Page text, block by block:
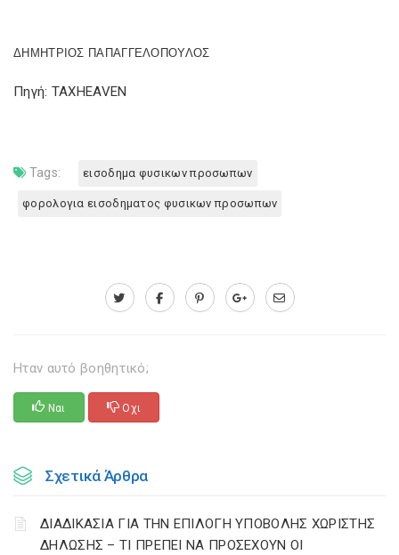
ΔΗΜΗΤΡΙΟΣ ΠΑΠΑΓΓΕΛΟΠΟΥΛΟΣ
Πηγή: TAXHEAVEN
Tags: εισοδημα φυσικων προσωπων
φορολογια εισοδηματος φυσικων προσωπων
Ηταν αυτό βοηθητικό;
Ναι Οχι
Σχετικά Άρθρα
ΔΙΑΔΙΚΑΣΙΑ ΓΙΑ ΤΗΝ ΕΠΙΛΟΓΗ ΥΠΟΒΟΛΗΣ ΧΩΡΙΣΤΗΣ
ΔΗΛΩΣΗΣ – ΤΙ ΠΡΕΠΕΙ ΝΑ ΠΡΟΣΕΧΟΥΝ ΟΙ